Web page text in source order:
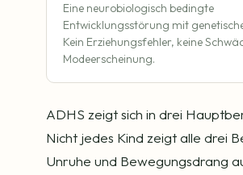
Eine neurobiologisch bedingte
Entwicklungsstörung mit
Kein Erziehungsfehler, keine
Modeerscheinung.
ADHS zeigt sich in drei
Nicht jedes Kind zeigt alle drei
Unruhe und Bewegungsdrang